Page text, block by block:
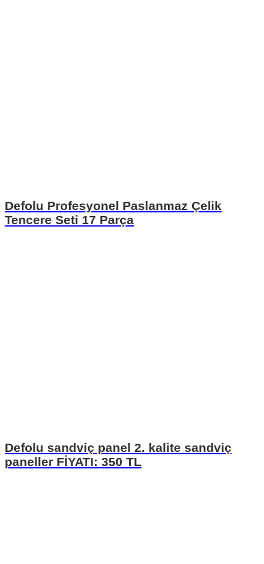
Defolu Profesyonel Paslanmaz Çelik
Tencere Seti 17 Parça
Defolu sandviç panel 2. kalite sandviç
paneller FİYATI: 350 TL